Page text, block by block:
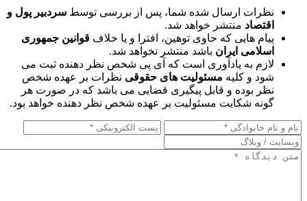
نظرات ارسال شده شما، پس از بررسی توسط سردبیر پول و
اقتصاد منتشر خواهد شد.
پیام هایی که حاوی توهین، افترا و یا خلاف قوانین جمهوری
اسلامی ایران باشد منتشر نخواهد شد.
لازم به یادآوری است که آی پی شخص نظر دهنده ثبت می
شود و کلیه مسئولیت های حقوقی نظرات بر عهده شخص
نظر بوده و قابل پیگیری قضایی می باشد که در صورت هر
گونه شکایت مسئولیت بر عهده شخص نظر دهنده خواهد بود.